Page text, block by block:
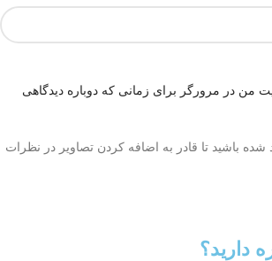
من در مرورگر برای زمانی که دوباره دیدگاهی
باشید تا قادر به اضافه کردن تصاویر در نظرات
دارید؟